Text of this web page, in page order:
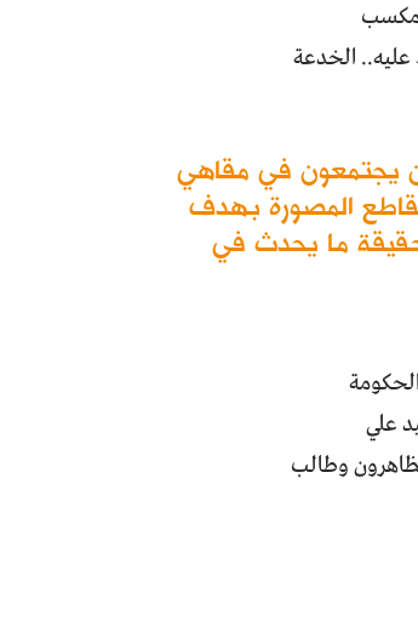
مكسب
عليه.. الخدعة
يجتمعون في مقاهي
المصورة بهدف
حقيقة ما يحدث في
علي
وطالب